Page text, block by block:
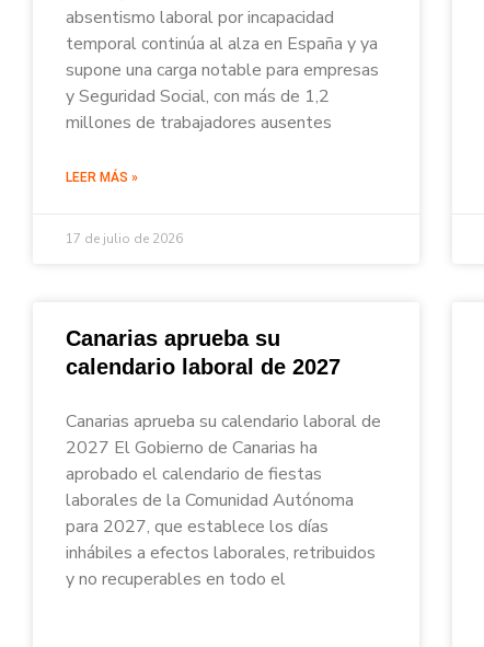
absentismo laboral por incapacidad
temporal continúa al alza en España y ya
supone una carga notable para empresas
y Seguridad Social, con más de 1,2
millones de trabajadores ausentes
LEER MÁS »
17 de julio de 2026
Canarias aprueba su
calendario laboral de 2027
Canarias aprueba su calendario laboral de
2027 El Gobierno de Canarias ha
aprobado el calendario de fiestas
laborales de la Comunidad Autónoma
para 2027, que establece los días
inhábiles a efectos laborales, retribuidos
y no recuperables en todo el